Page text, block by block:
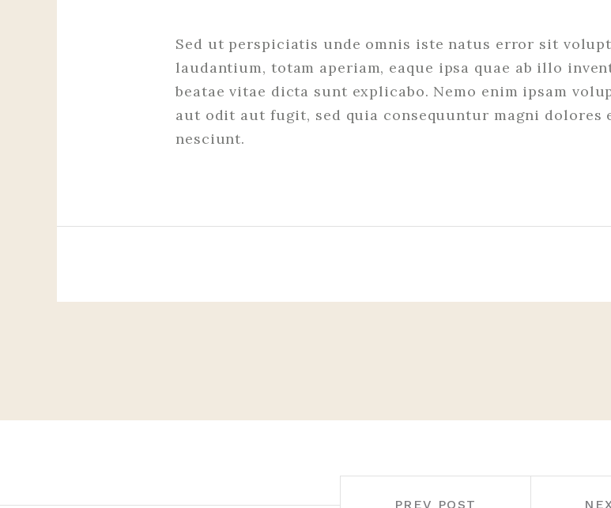
Sed ut perspiciatis unde omnis iste natus error sit
laudantium, totam aperiam, eaque ipsa quae ab illo
beatae vitae dicta sunt explicabo. Nemo enim ipsam
aut odit aut fugit, sed quia consequuntur magni dolores
nesciunt.
PREV POST